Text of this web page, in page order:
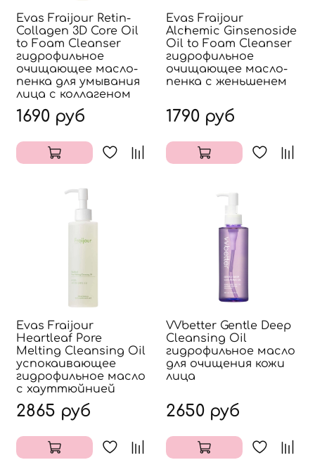
Evas Fraijour Retin-
Collagen 3D Core Oil
to Foam Cleanser
гидрофильное
очищающее масло-
пенка для умывания
лица с коллагеном
1690 руб
Evas Fraijour
Alchemic Ginsenoside
Oil to Foam Cleanser
гидрофильное
очищающее масло-
пенка с женьшенем
1790 руб
Evas Fraijour
Heartleaf Pore
Melting Cleansing Oil
успокаивающее
гидрофильное масло
с хауттюйнией
2865 руб
VVbetter Gentle Deep
Cleansing Oil
гидрофильное масло
для очищения кожи
лица
2650 руб